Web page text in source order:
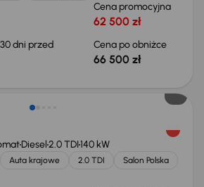
Cena promocyjna
62 500 zł
dni przed
Cena po obniżce
66 500 zł
Diesel2.0 TDI140 kW
Auta krajowe 2.0 TDI
Salon Polska